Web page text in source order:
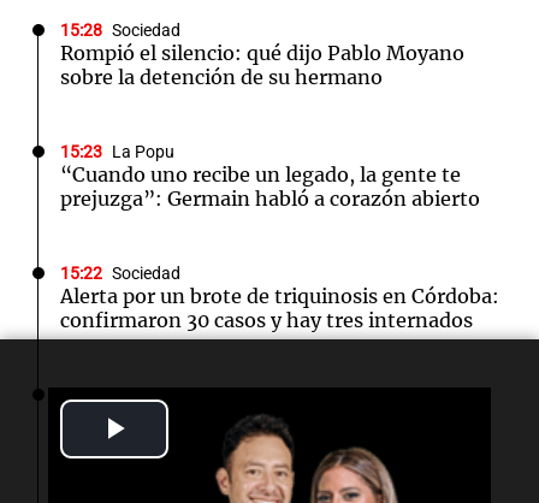
Video
15:28 Sociedad
Rompió el silencio: qué dijo Pablo Moyano
sobre la detención de su hermano
15:23 La Popu
“Cuando uno recibe un legado, la gente te
prejuzga”: Germain habló a corazón abierto
15:22 Sociedad
Alerta por un brote de triquinosis en Córdoba:
confirmaron 30 casos y hay tres internados
15:08 Mundo
Descubren más de 50 cuerpos en estado de
descomposición en funeraria de Chicago